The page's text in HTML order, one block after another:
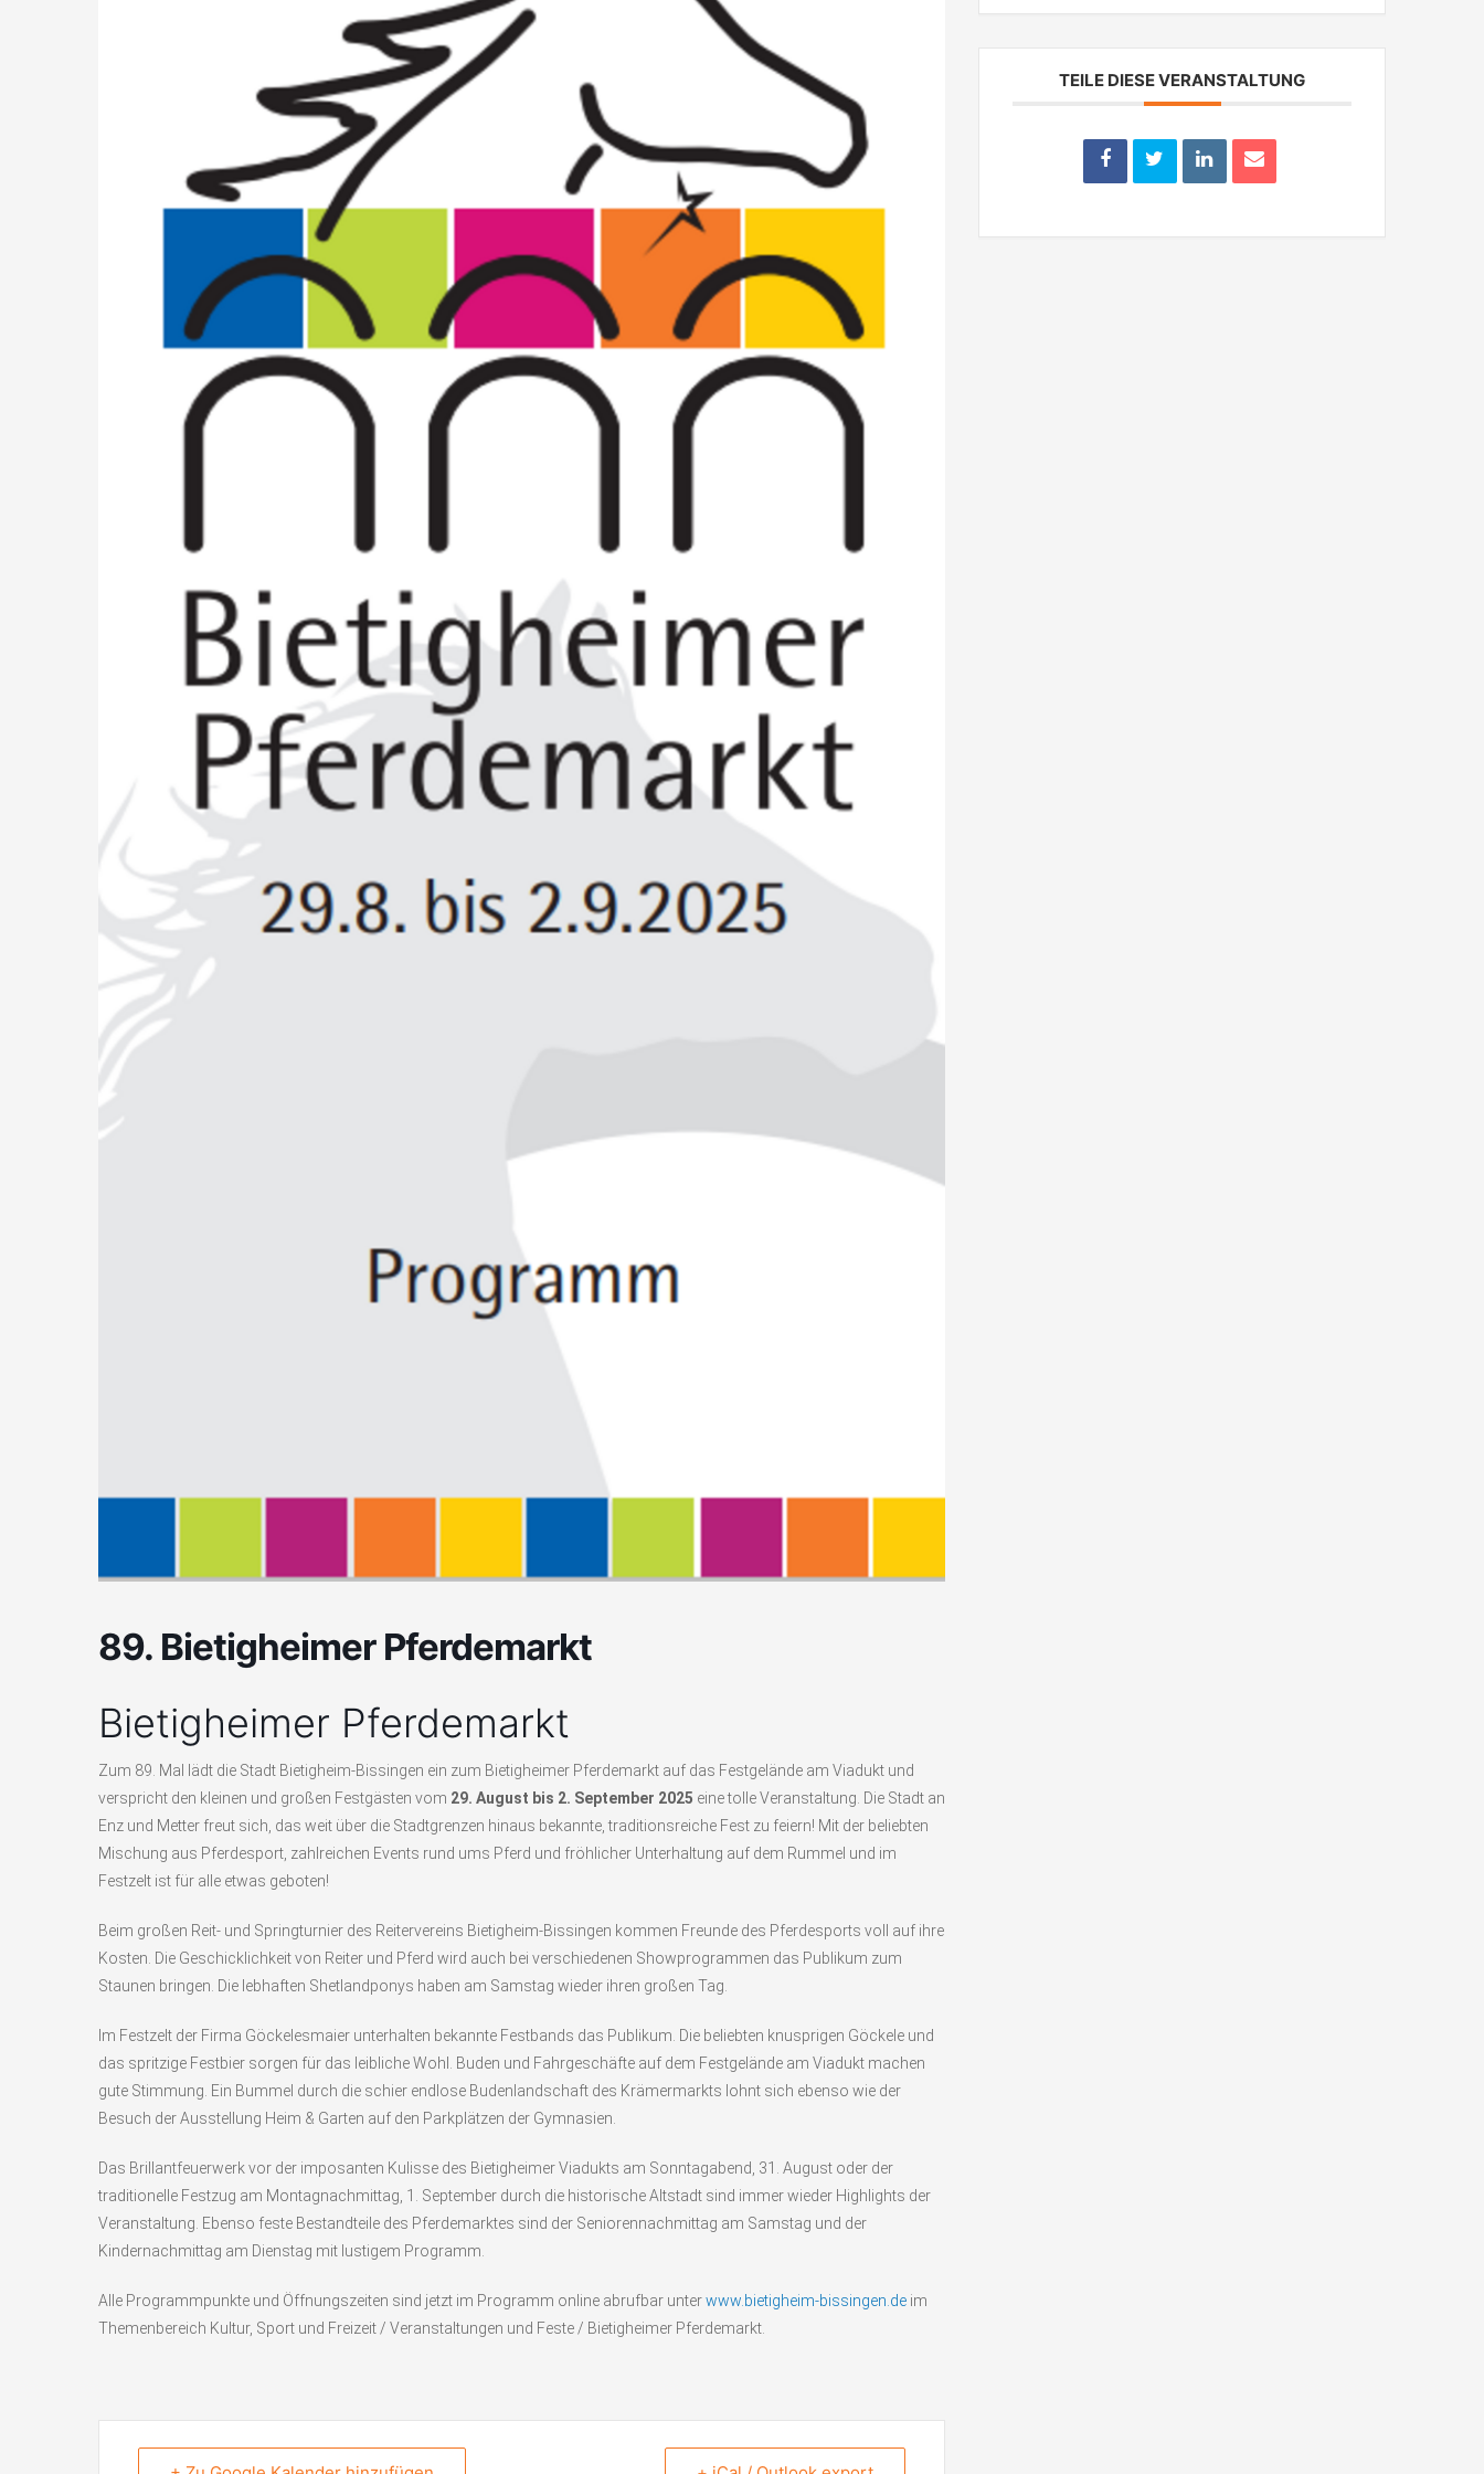
89. Bietigheimer Pferdemarkt
Bietigheimer Pferdemarkt
Zum 89. Mal lädt die Stadt Bietigheim-Bissingen ein zum Bietigheimer Pferdemarkt auf das Festgelände am Viadukt und
verspricht den kleinen und großen Festgästen vom 29. August bis 2. September 2025 eine tolle Veranstaltung. Die Stadt an
Enz und Metter freut sich, das weit über die Stadtgrenzen hinaus bekannte, traditionsreiche Fest zu feiern! Mit der beliebten
Mischung aus Pferdesport, zahlreichen Events rund ums Pferd und fröhlicher Unterhaltung auf dem Rummel und im
Festzelt ist für alle etwas geboten!
Beim großen Reit- und Springturnier des Reitervereins Bietigheim-Bissingen kommen Freunde des Pferdesports voll auf ihre
Kosten. Die Geschicklichkeit von Reiter und Pferd wird auch bei verschiedenen Showprogrammen das Publikum zum
Staunen bringen. Die lebhaften Shetlandponys haben am Samstag wieder ihren großen Tag.
Im Festzelt der Firma Göckelesmaier unterhalten bekannte Festbands das Publikum. Die beliebten knusprigen Göckele und
das spritzige Festbier sorgen für das leibliche Wohl. Buden und Fahrgeschäfte auf dem Festgelände am Viadukt machen
gute Stimmung. Ein Bummel durch die schier endlose Budenlandschaft des Krämermarkts lohnt sich ebenso wie der
Besuch der Ausstellung Heim & Garten auf den Parkplätzen der Gymnasien.
Das Brillantfeuerwerk vor der imposanten Kulisse des Bietigheimer Viadukts am Sonntagabend, 31. August oder der
traditionelle Festzug am Montagnachmittag, 1. September durch die historische Altstadt sind immer wieder Highlights der
Veranstaltung. Ebenso feste Bestandteile des Pferdemarktes sind der Seniorennachmittag am Samstag und der
Kindernachmittag am Dienstag mit lustigem Programm.
Alle Programmpunkte und Öffnungszeiten sind jetzt im Programm online abrufbar unterwww.bietigheim-bissingen.de im
Themenbereich Kultur, Sport und Freizeit / Veranstaltungen und Feste / Bietigheimer Pferdemarkt.
TEILE DIESE VERANSTALTUNG